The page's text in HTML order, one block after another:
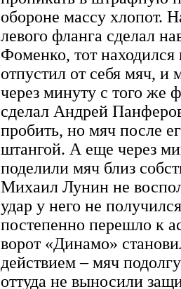
обороне массу хлопот.
левого фланга сделал
Фоменко, тот
отпустил от себя мяч,
через минуту с того же
сделал Андрей
пробить, но мяч после
штангой. А еще через
поделили мяч близ
Михаил Лунин не
удар у него не
постепенно перешло к
ворот «Динамо»
действием – мяч
оттуда не выносили